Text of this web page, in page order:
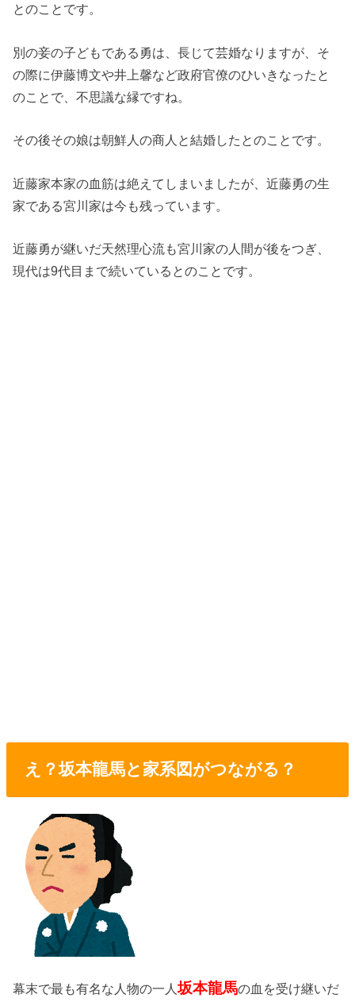
とのことです。
別の妾の子どもである勇は、長じて芸婚なりますが、そ
の際に伊藤博文や井上馨など政府官僚のひいきなったと
のことで、不思議な縁ですね。
その後その娘は朝鮮人の商人と結婚したとのことです。
近藤家本家の血筋は絶えてしまいましたが、近藤勇の生
家である宮川家は今も残っています。
近藤勇が継いだ天然理心流も宮川家の人間が後をつぎ、
現代は9代目まで続いているとのことです。
え？坂本龍馬と家系図がつながる？
幕末で最も有名な人物の一人坂本龍馬の血を受け継いだ